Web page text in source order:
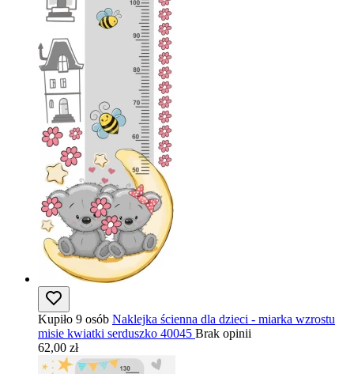
Kupiło 9 osób Naklejka ścienna dla dzieci - miarka wzrostu
misie kwiatki serduszko 40045 Brak opinii
62,00 zł